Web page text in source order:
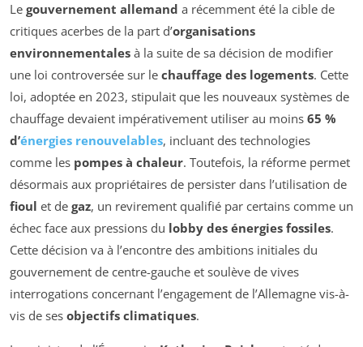
Le gouvernement allemand a récemment été la cible de
critiques acerbes de la part d’organisations
environnementales à la suite de sa décision de modifier
une loi controversée sur le chauffage des logements. Cette
loi, adoptée en 2023, stipulait que les nouveaux systèmes de
chauffage devaient impérativement utiliser au moins 65 %
d’énergies renouvelables, incluant des technologies
comme les pompes à chaleur. Toutefois, la réforme permet
désormais aux propriétaires de persister dans l’utilisation de
fioul et de gaz, un revirement qualifié par certains comme un
échec face aux pressions du lobby des énergies fossiles.
Cette décision va à l’encontre des ambitions initiales du
gouvernement de centre-gauche et soulève de vives
interrogations concernant l’engagement de l’Allemagne vis-à-
vis de ses objectifs climatiques.